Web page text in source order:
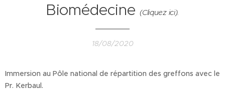
Biomédecine(Cliquez ici).
18/08/2020
Immersion au Pôle national de répartition des greffons avec le
Pr. Kerbaul.